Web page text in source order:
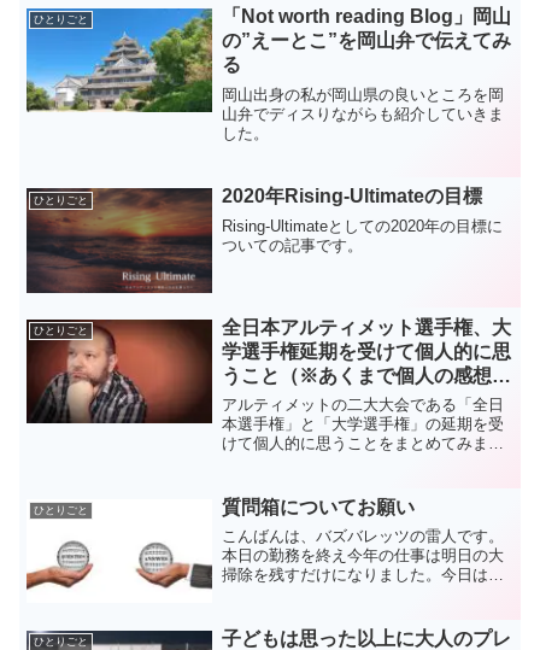
体調管理記録と参加権」というテーマで
書いていきます。ちょっと...
ひとりごと
「Not worth reading Blog」岡山
の”えーとこ”を岡山弁で伝えてみ
る
岡山出身の私が岡山県の良いところを岡
山弁でディスりながらも紹介していきま
した。
ひとりごと 2020年Rising-Ultimateの目標
Rising-Ultimateとしての2020年の目標に
ついての記事です。
ひとりごと
全日本アルティメット選手権、大
学選手権延期を受けて個人的に思
うこと（※あくまで個人の感想で
す）
アルティメットの二大大会である「全日
本選手権」と「大学選手権」の延期を受
けて個人的に思うことをまとめてみまし
ひとりごと 質問箱についてお願い
こんばんは、バズバレッツの雷人です。
本日の勤務を終え今年の仕事は明日の大
掃除を残すだけになりました。今日は質
質問箱についてお願い昨年5月にTwitterを
ひとりごと 子どもは思った以上に大人のプレ